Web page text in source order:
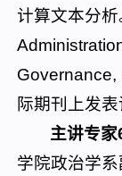
计算文本分
Governance,
际期刊上发表
主讲专
学院政治学